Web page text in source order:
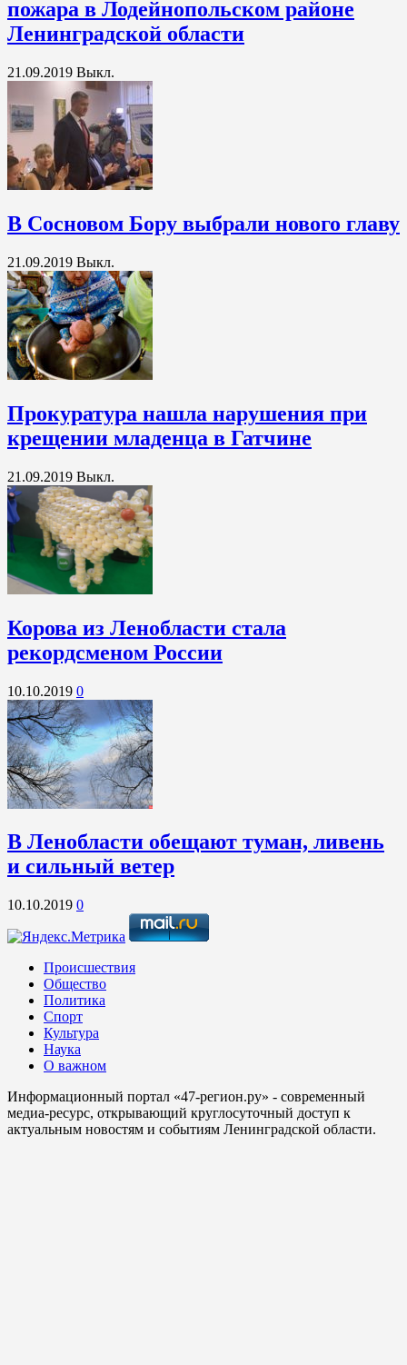
пожара в Лодейнопольском районе
Ленинградской области
21.09.2019 Выкл.
В Сосновом Бору выбрали нового главу
21.09.2019 Выкл.
Прокуратура нашла нарушения при
крещении младенца в Гатчине
21.09.2019 Выкл.
Корова из Ленобласти стала
рекордсменом России
10.10.2019 0
В Ленобласти обещают туман, ливень
и сильный ветер
10.10.2019 0
Происшествия
Общество
Политика
Спорт
Культура
Наука
О важном
Информационный портал «47-регион.ру» - современный
медиа-ресурс, открывающий круглосуточный доступ к
актуальным новостям и событиям Ленинградской области.